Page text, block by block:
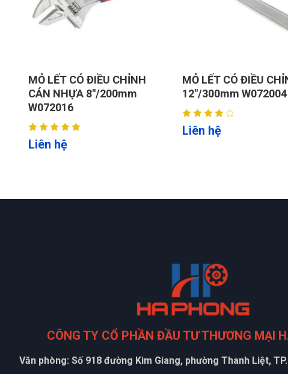
CÓ ĐIỀU CHỈNH
8"/200mm
MỎ LẾT CÓ ĐIỀU CHỈNH
12"/300mm W072004
CÔNG TY CỔ PHẦN ĐẦU TƯ THƯƠNG MẠI
Văn phòng: Số 918 đường Kim Giang, phường Thanh Liệt,